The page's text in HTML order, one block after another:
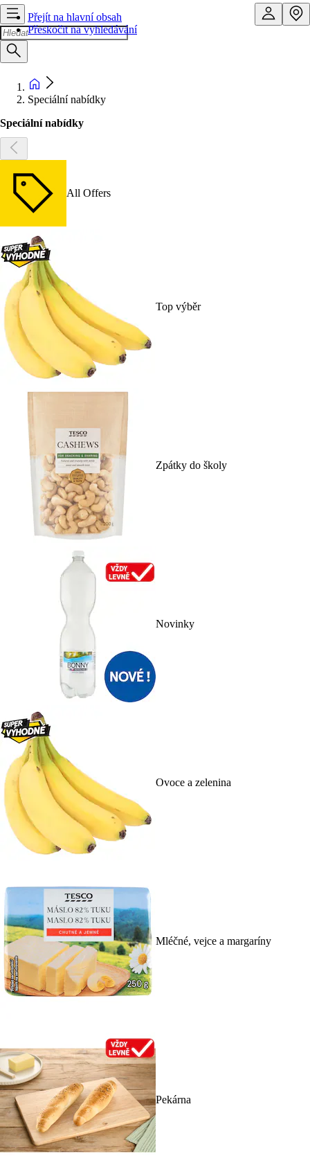
Přejít na hlavní obsah
Přeskočit na vyhledávání
Speciální nabídky
Speciální nabídky
All Offers
Top výběr
Zpátky do školy
Novinky
Ovoce a zelenina
Mléčné, vejce a margaríny
Pekárna